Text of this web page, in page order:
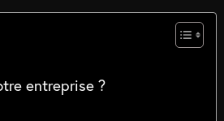
entreprise ?